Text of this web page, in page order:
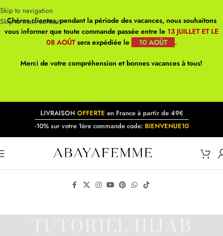
Skip to navigation
Skip to main content
Chères clientes, pendant la période des vacances, nous souhaitons
vous informer que toute commande passée entre le 13 JUILLET ET LE
08 AOÛTsera expédiée le 10 AOÛT .
Merci de votre compréhension et bonnes vacances à tous!
LIVRAISON OFFERTE en France à partir de 49€
-10% sur votre 1ère commande code: BIENVENUE10